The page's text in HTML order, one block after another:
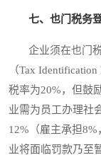
七、也门税务
企业须在也门税
（Tax
税率为20%，但鼓
业需为员工办理社
12%（雇主承担
业将面临罚款乃至